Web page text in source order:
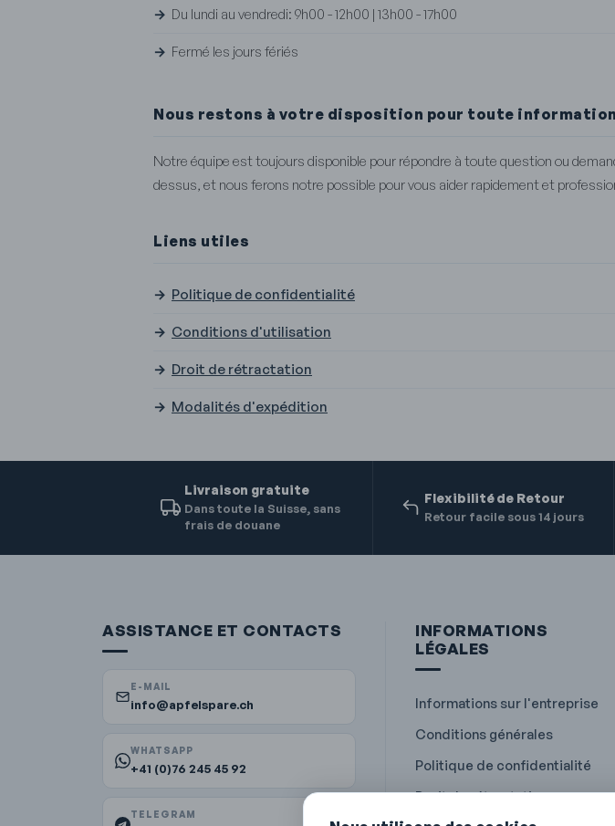
Du lundi au vendredi: 9h00 - 12h00 | 13h00 - 17h00
Fermé les jours fériés
Nous restons à votre disposition pour toute
Notre équipe est toujours disponible pour répondre à toute question ou
dessus, et nous ferons notre possible pour vous aider rapidement et
Liens utiles
Politique de confidentialité
Conditions d'utilisation
Droit de rétractation
Modalités d'expédition
Livraison gratuite
Dans toute la Suisse, sans
frais de douane
Flexibilité de Retour
Retour facile sous 14 jours
ASSISTANCE ET CONTACTS
E-MAIL
info@apfelspare.ch
WHATSAPP
+41 (0)76 245 45 92
TELEGRAM
INFORMATIONS
LÉGALES
Informations sur l'entreprise
Conditions générales
Politique de confidentialité
Droit de rétractation